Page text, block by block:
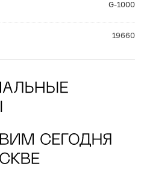
G-1000
19660